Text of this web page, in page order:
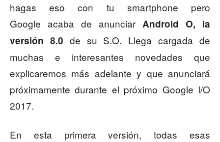
hagas eso con tu smartphone pero
Google acaba de anunciar Android O, la
versión 8.0 de su S.O. Llega cargada de
muchas e interesantes novedades que
explicaremos más adelante y que anunciará
próximamente durante el próximo Google I/O
2017.
En esta primera versión, todas esas